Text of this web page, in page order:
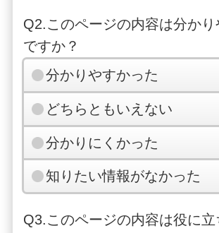
Q2.このページの内容は分かり
ですか？
分かりやすかった
どちらともいえない
分かりにくかった
知りたい情報がなかった
Q3.このページの内容は役に立